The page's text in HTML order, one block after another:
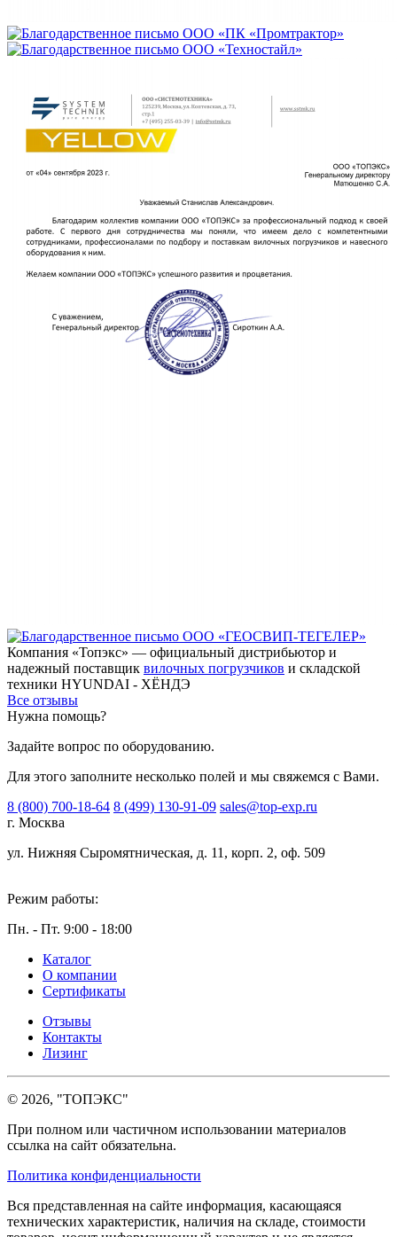
Компания «Топэкс» — официальный дистрибьютор и
надежный поставщик вилочных погрузчиков и складской
техники HYUNDAI - ХЁНДЭ
Все отзывы
Нужна помощь?
Задайте вопрос по оборудованию.
Для этого заполните несколько полей и мы свяжемся с Вами.
8 (800) 700-18-64 8 (499) 130-91-09 sales@top-exp.ru
г. Москва
ул. Нижняя Сыромятническая, д. 11, корп. 2, оф. 509
Режим работы:
Пн. - Пт. 9:00 - 18:00
Каталог
О компании
Сертификаты
Отзывы
Контакты
Лизинг
© 2026, "ТОПЭКС"
При полном или частичном использовании материалов
ссылка на сайт обязательна.
Политика конфиденциальности
Вся представленная на сайте информация, касающаяся
технических характеристик, наличия на складе, стоимости